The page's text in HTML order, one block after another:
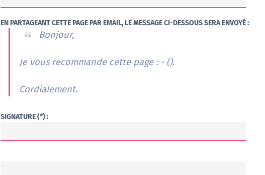
EN PARTAGEANT CETTE PAGE PAR EMAIL, LE MESSAGE CI-DESSOUS SERA ENVOYÉ :
Bonjour,
Je vous recommande cette page : - ().
Cordialement.
SIGNATURE (*) :